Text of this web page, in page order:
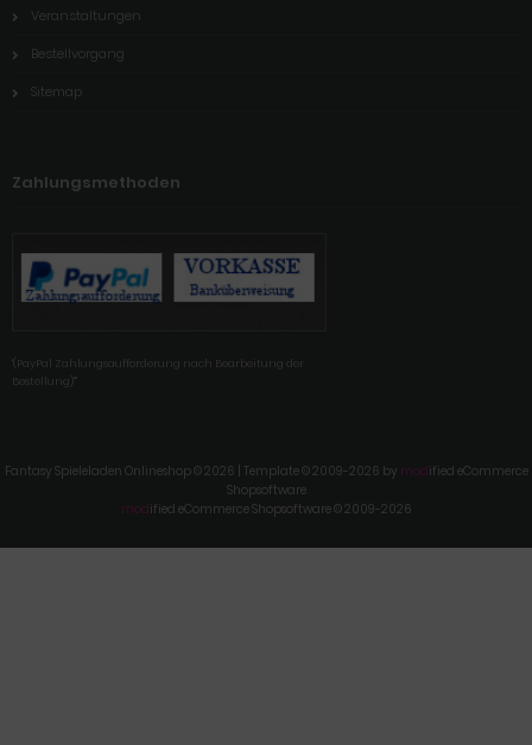
Veranstaltungen
Bestellvorgang
Sitemap
Zahlungsmethoden
'(PayPal Zahlungsaufforderung nach Bearbeitung der
Bestellung)'"
Fantasy Spieleladen Onlineshop © 2026 | Template © 2009-2026 by modified eCommerce
Shopsoftware
modified eCommerce Shopsoftware © 2009-2026